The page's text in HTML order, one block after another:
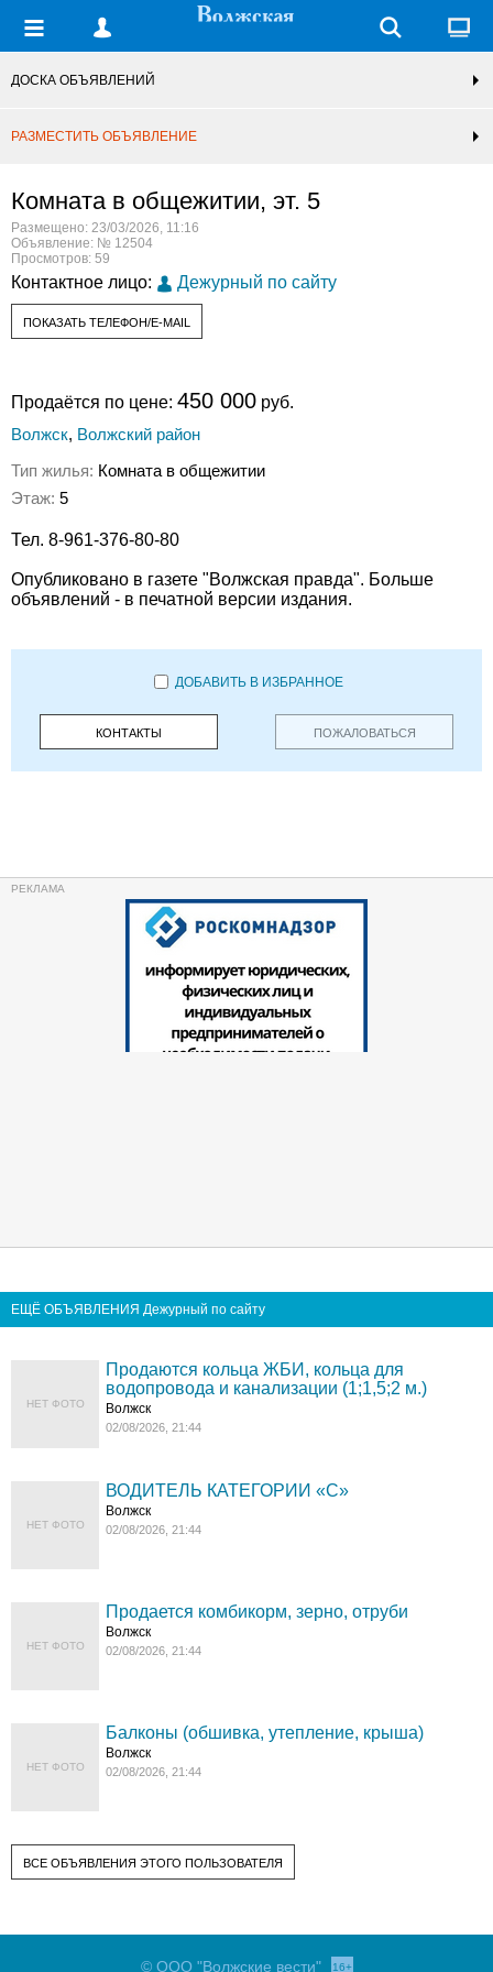
ДОСКА ОБЪЯВЛЕНИЙ
РАЗМЕСТИТЬ ОБЪЯВЛЕНИЕ
Комната в общежитии, эт. 5
Размещено: 23/03/2026, 11:16
Объявление: № 12504
Просмотров: 59
Контактное лицо: Дежурный по сайту
ПОКАЗАТЬ ТЕЛЕФОН/E-MAIL
Продаётся по цене: 450 000 руб.
Волжск, Волжский район
Тип жилья: Комната в общежитии
Этаж: 5
Тел. 8-961-376-80-80
Опубликовано в газете "Волжская правда". Больше
объявлений - в печатной версии издания.
ДОБАВИТЬ В ИЗБРАННОЕ
КОНТАКТЫ ПОЖАЛОВАТЬСЯ
ЕЩЁ ОБЪЯВЛЕНИЯ Дежурный по сайту
НЕТ ФОТО
Продаются кольца ЖБИ, кольца для
водопровода и канализации (1;1,5;2 м.)
Волжск
02/08/2026, 21:44
НЕТ ФОТО
ВОДИТЕЛЬ КАТЕГОРИИ «C»
Волжск
02/08/2026, 21:44
НЕТ ФОТО
Продается комбикорм, зерно, отруби
Волжск
02/08/2026, 21:44
НЕТ ФОТО
Балконы (обшивка, утепление, крыша)
Волжск
02/08/2026, 21:44
ВСЕ ОБЪЯВЛЕНИЯ ЭТОГО ПОЛЬЗОВАТЕЛЯ
© ООО "Волжские вести" 16+